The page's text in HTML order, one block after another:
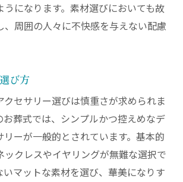
になります。素材選びにおいても故
、周囲の人々に不快感を与えない配慮
び方
クセサリー選びは慎重さが求められま
お葬式では、シンプルかつ控えめなデ
ーが一般的とされています。基本的
ックレスやイヤリングが無難な選択で
いマットな素材を選び、華美になりす